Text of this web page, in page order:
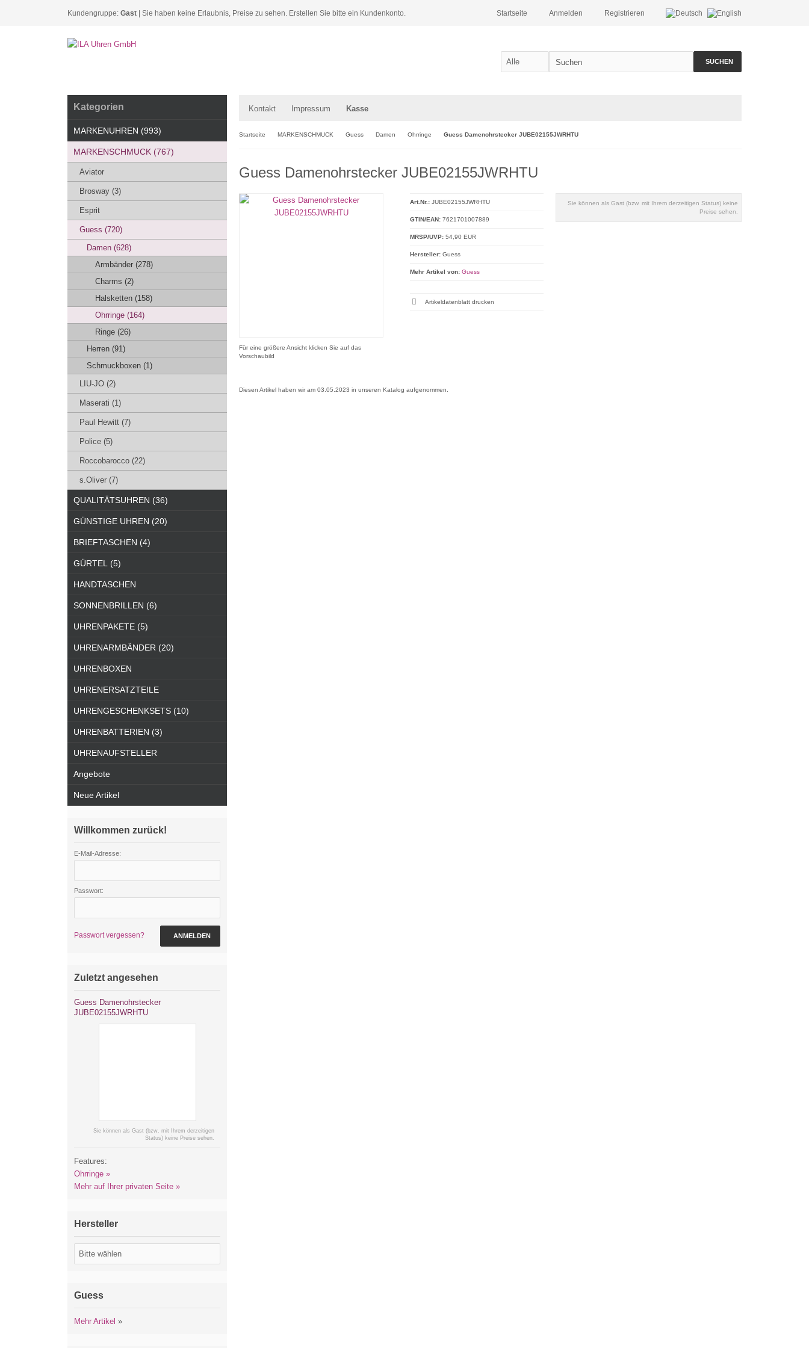
Kundengruppe: Gast | Sie haben keine Erlaubnis, Preise zu sehen. Erstellen Sie bitte ein Kundenkonto. Registrieren
Anmelden
Startseite
SUCHEN
Kontakt Impressum Kasse
Startseite MARKENSCHMUCK Guess Damen Ohrringe Guess Damenohrstecker JUBE02155JWRHTU
Guess Damenohrstecker JUBE02155JWRHTU
Für eine größere Ansicht klicken Sie auf das
Vorschaubild
Sie können als Gast (bzw. mit Ihrem derzeitigen Status) keine
Preise sehen.
Art.Nr.: JUBE02155JWRHTU
GTIN/EAN: 7621701007889
MRSP/UVP: 54,90 EUR
Hersteller: Guess
Mehr Artikel von: Guess
Artikeldatenblatt drucken
Diesen Artikel haben wir am 03.05.2023 in unseren Katalog aufgenommen.
Kategorien
MARKENUHREN (993)
MARKENSCHMUCK (767)
Aviator
Brosway (3)
Esprit
Guess (720)
Damen (628)
Armbänder (278)
Charms (2)
Halsketten (158)
Ohrringe (164)
Ringe (26)
Herren (91)
Schmuckboxen (1)
LIU-JO (2)
Maserati (1)
Paul Hewitt (7)
Police (5)
Roccobarocco (22)
s.Oliver (7)
QUALITÄTSUHREN (36)
GÜNSTIGE UHREN (20)
BRIEFTASCHEN (4)
GÜRTEL (5)
HANDTASCHEN
SONNENBRILLEN (6)
UHRENPAKETE (5)
UHRENARMBÄNDER (20)
UHRENBOXEN
UHRENERSATZTEILE
UHRENGESCHENKSETS (10)
UHRENBATTERIEN (3)
UHRENAUFSTELLER
Angebote
Neue Artikel
Willkommen zurück!
E-Mail-Adresse:
Passwort:
Passwort vergessen? ANMELDEN
Zuletzt angesehen
Guess Damenohrstecker
JUBE02155JWRHTU
Sie können als Gast (bzw. mit Ihrem derzeitigen
Status) keine Preise sehen.
Features:
Ohrringe »
Mehr auf Ihrer privaten Seite »
Hersteller
Guess
Mehr Artikel »